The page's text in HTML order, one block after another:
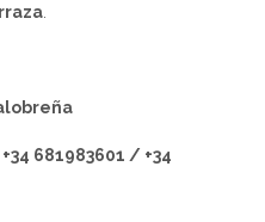
.
+34 681983601 / +34